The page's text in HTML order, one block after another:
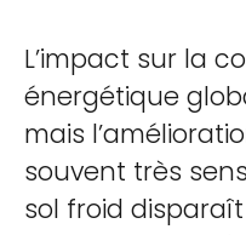
L’impact sur la
énergétique
mais
souvent très
sol froid